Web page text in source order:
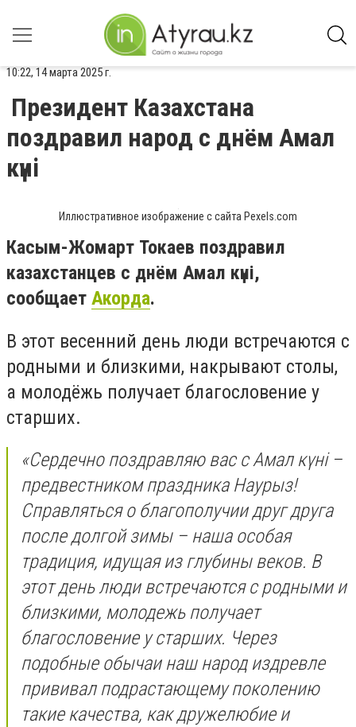
10:22, 14 марта 2025 г.
Президент Казахстана
поздравил народ с днём Амал
күні
Иллюстративное изображение с сайта Pexels.com
Касым-Жомарт Токаев поздравил
казахстанцев с днём Амал күні,
сообщает Акорда.
В этот весенний день люди встречаются с
родными и близкими, накрывают столы,
а молодёжь получает благословение у
старших.
«Сердечно поздравляю вас с Амал күні –
предвестником праздника Наурыз!
Справляться о благополучии друг друга
после долгой зимы – наша особая
традиция, идущая из глубины веков. В
этот день люди встречаются с родными и
близкими, молодежь получает
благословение у старших. Через
подобные обычаи наш народ издревле
прививал подрастающему поколению
такие качества, как дружелюбие и